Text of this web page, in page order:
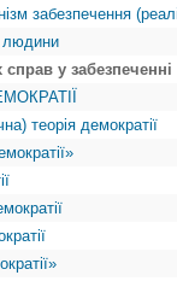
забезпечення
людини
справ у
теорія демократії